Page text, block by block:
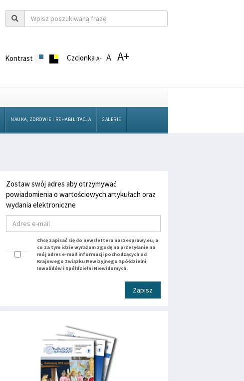
Kontrast CzcionkaA- A A+
NAUKA, ZDROWIE I REHABILITACJA GALERIE
Zostaw swój adres aby otrzymywać
powiadomienia o wartościowych artykułach oraz
wydania elektroniczne
Chcę zapisać się do newslettera naszesprawy.eu, a
co za tym idzie wyrażam zgodę na przesyłanie na
mój adres e-mail informacji pochodzących od
Krajowego Związku Rewizyjnego Spółdzielni
Inwalidów i Spółdzielni Niewidomych.
Zapisz